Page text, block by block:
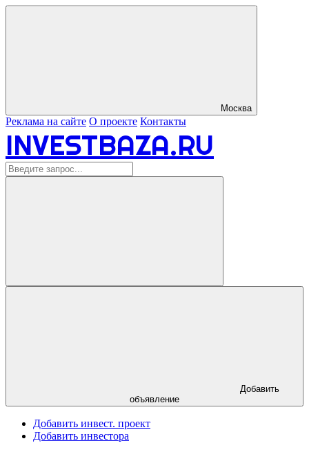
Москва
Реклама на сайте О проекте Контакты
INVESTBAZA.RU
объявление
Добавить инвест. проект
Добавить инвестора